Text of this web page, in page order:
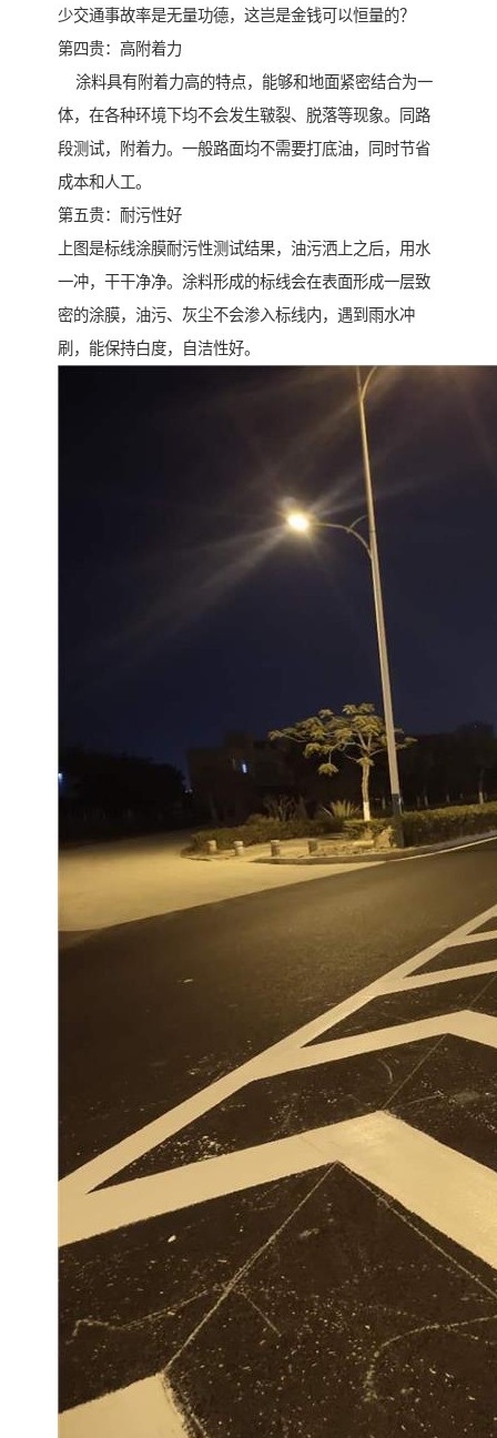
少交通事故率是无量功德，这岂是金钱可以恒量的？
第四贵：高附着力
涂料具有附着力高的特点，能够和地面紧密结合为一
体，在各种环境下均不会发生皲裂、脱落等现象。同路
段测试，附着力。一般路面均不需要打底油，同时节省
成本和人工。
第五贵：耐污性好
上图是标线涂膜耐污性测试结果，油污洒上之后，用水
一冲，干干净净。涂料形成的标线会在表面形成一层致
密的涂膜，油污、灰尘不会渗入标线内，遇到雨水冲
刷，能保持白度，自洁性好。